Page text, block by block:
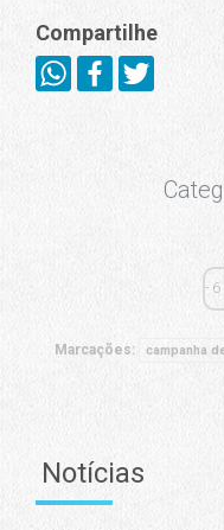
Compartilhe
6
Marcações: campanha
Notícias